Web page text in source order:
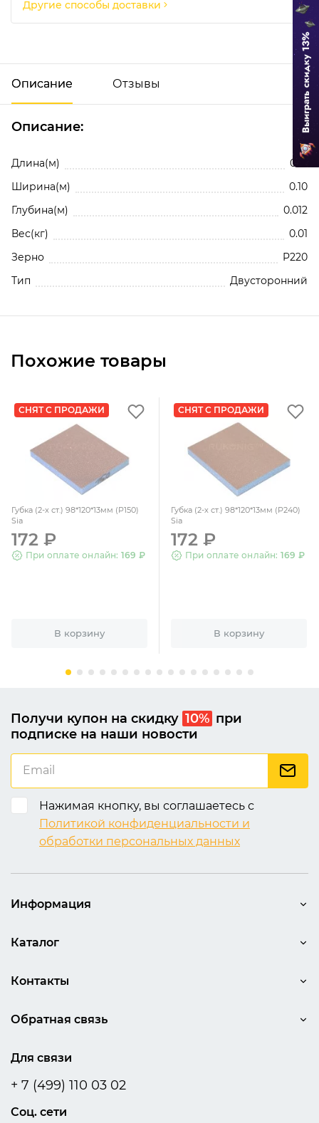
Другие способы доставки
Описание Отзывы
Описание:
Длина(м)
0.12
Ширина(м)
0.10
Глубина(м)
0.012
Вес(кг)
0.01
Зерно
P220
Тип
Двусторонний
Отзывы о Шлифовальная губка SUNPLUS (2-х ст.) P220
SPONGE.SGI 2SIDES.P220
Будьте первым!
Добавить отзыв
Похожие товары
СНЯТ С ПРОДАЖИ
Губка (2-х ст.) 98*120*13мм (P150)
Sia
172 ₽
При оплате онлайн: 169 ₽
В корзину
СНЯТ С ПРОДАЖИ
Губка (2-х ст.) 98*120*13мм (P240)
Sia
172 ₽
При оплате онлайн: 169 ₽
В корзину
Получи купон на скидку 10% при
подписке на наши новости
Нажимая кнопку, вы соглашаетесь с
Политикой конфиденциальности и
обработки персональных данных
Информация
Каталог
Контакты
Для связи
+ 7 (499) 110 03 02
Соц. сети
Обратная связь